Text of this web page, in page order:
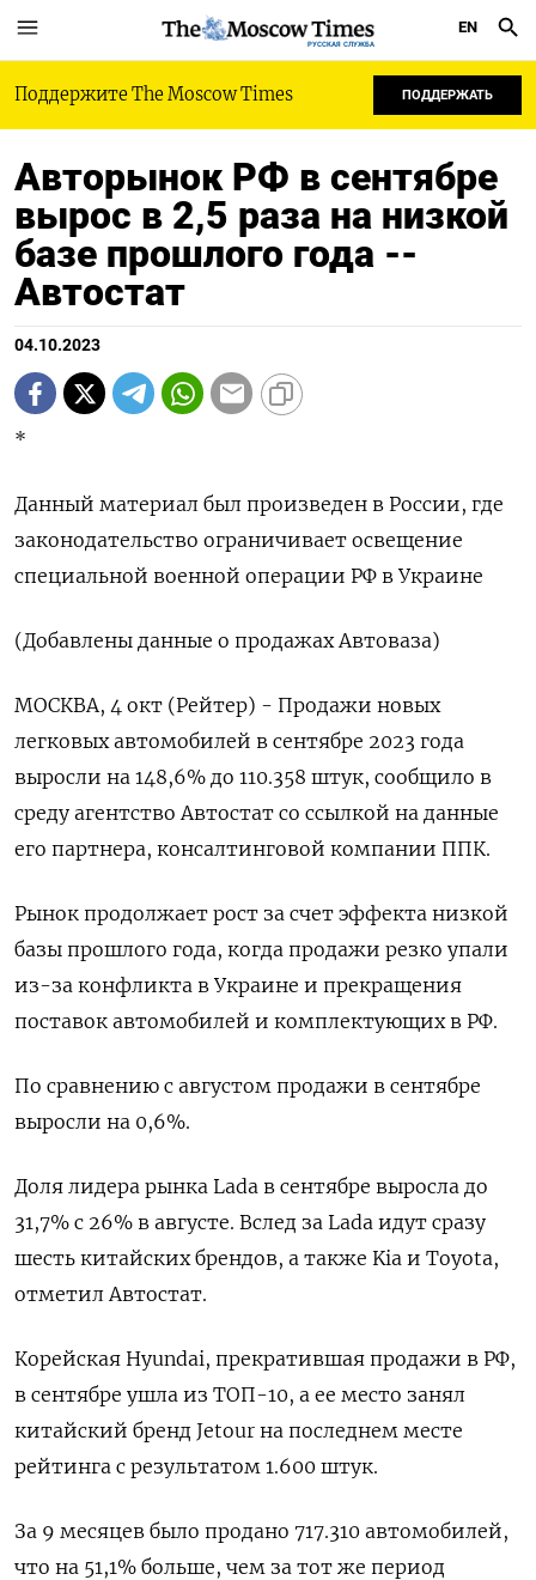
РУССКАЯ СЛУЖБА
EN
Поддержите The Moscow Times ПОДДЕРЖАТЬ
Авторынок РФ в сентябре
вырос в 2,5 раза на низкой
базе прошлого года --
Автостат
04.10.2023
*
Данный материал был произведен в России, где
законодательство ограничивает освещение
специальной военной операции РФ в Украине
(Добавлены данные о продажах Автоваза)
МОСКВА, 4 окт (Рейтер) - Продажи новых
легковых автомобилей в сентябре 2023 года
выросли на 148,6% до 110.358 штук, сообщило в
среду агентство Автостат со ссылкой на данные
его партнера, консалтинговой компании ППК.
Рынок продолжает рост за счет эффекта низкой
базы прошлого года, когда продажи резко упали
из-за конфликта в Украине и прекращения
поставок автомобилей и комплектующих в РФ.
По сравнению с августом продажи в сентябре
выросли на 0,6%.
Доля лидера рынка Lada в сентябре выросла до
31,7% с 26% в августе. Вслед за Lada идут сразу
шесть китайских брендов, а также Kia и Toyota,
отметил Автостат.
Корейская Hyundai, прекратившая продажи в РФ,
в сентябре ушла из ТОП-10, а ее место занял
китайский бренд Jetour на последнем месте
рейтинга с результатом 1.600 штук.
За 9 месяцев было продано 717.310 автомобилей,
что на 51,1% больше, чем за тот же период